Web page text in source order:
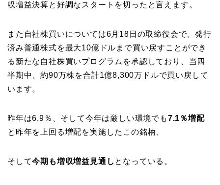
収増益決算と好調なスタートを切ったと言えます。
また自社株買いについては6月18日の取締役会で、発行
済み普通株式を最大10億ドルまで買い戻すことができ
る新たな自社株買いプログラムを承認しており、当四
半期中、約90万株を合計1億8,300万ドルで買い戻して
います。
昨年は6.9％、そして今年は厳しい環境でも7.1％増配
と昨年を上回る増配を実施したこの銘柄、
そして今期も増収増益見通し となっている。